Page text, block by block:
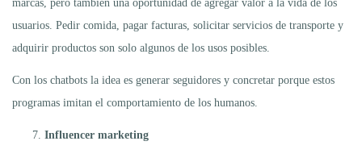
marcas, pero también una oportunidad de agregar valor a la vida de los
usuarios. Pedir comida, pagar facturas, solicitar servicios de transporte y
adquirir productos son solo algunos de los usos posibles.
Con los chatbots la idea es generar seguidores y concretar porque estos
programas imitan el comportamiento de los humanos.
Influencer marketing